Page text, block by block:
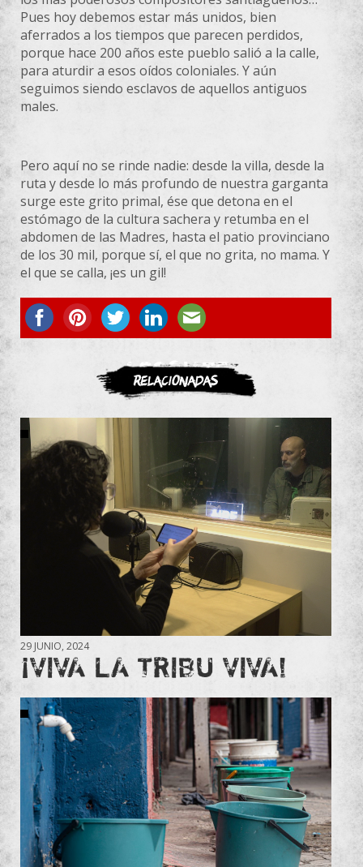
Pues hoy debemos estar más unidos, bien
aferrados a los tiempos que parecen perdidos,
porque hace 200 años este pueblo salió a la calle,
para aturdir a esos oídos coloniales. Y aún
seguimos siendo esclavos de aquellos antiguos
males.
Pero aquí no se rinde nadie: desde la villa, desde la
ruta y desde lo más profundo de nuestra garganta
surge este grito primal, ése que detona en el
estómago de la cultura sachera y retumba en el
abdomen de las Madres, hasta el patio provinciano
de los 30 mil, porque sí, el que no grita, no mama. Y
el que se calla, ¡es un gil!
ASOCIATE
Relacionadas
29 JUNIO, 2024
¡VIVA LA TRIBU VIVA!